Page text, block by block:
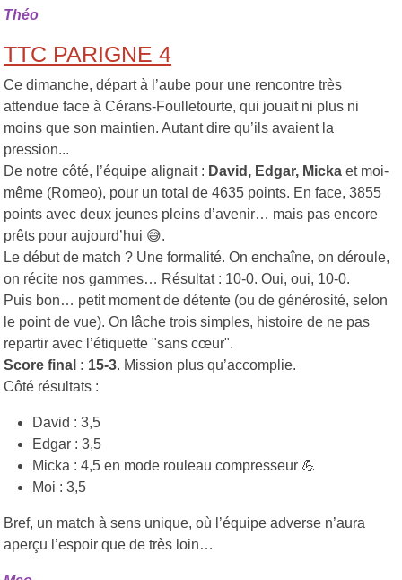
Théo
TTC PARIGNE 4
Ce dimanche, départ à l’aube pour une rencontre très
attendue face à Cérans-Foulletourte, qui jouait ni plus ni
moins que son maintien. Autant dire qu’ils avaient la
pression...
De notre côté, l’équipe alignait : David, Edgar, Micka et moi-
même (Romeo), pour un total de 4635 points. En face, 3855
points avec deux jeunes pleins d’avenir… mais pas encore
prêts pour aujourd’hui 😅.
Le début de match ? Une formalité. On enchaîne, on déroule,
on récite nos gammes… Résultat : 10-0. Oui, oui, 10-0.
Puis bon… petit moment de détente (ou de générosité, selon
le point de vue). On lâche trois simples, histoire de ne pas
repartir avec l’étiquette "sans cœur".
Score final : 15-3. Mission plus qu’accomplie.
Côté résultats :
David : 3,5
Edgar : 3,5
Micka : 4,5 en mode rouleau compresseur 💪
Moi : 3,5
Bref, un match à sens unique, où l’équipe adverse n’aura
aperçu l’espoir que de très loin…